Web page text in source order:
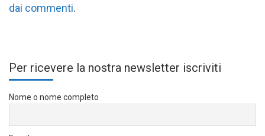
dai commenti.
Per ricevere la nostra newsletter iscriviti
Nome o nome completo